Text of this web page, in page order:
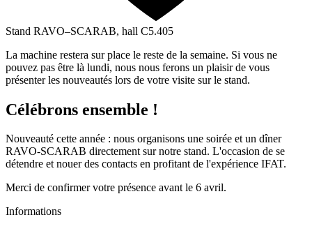
Stand RAVO–SCARAB, hall C5.405
La machine restera sur place le reste de la semaine. Si vous ne
pouvez pas être là lundi, nous nous ferons un plaisir de vous
présenter les nouveautés lors de votre visite sur le stand.
Célébrons ensemble !
Nouveauté cette année : nous organisons une soirée et un dîner
RAVO-SCARAB directement sur notre stand. L'occasion de se
détendre et nouer des contacts en profitant de l'expérience IFAT.
Merci de confirmer votre présence avant le 6 avril.
Informations